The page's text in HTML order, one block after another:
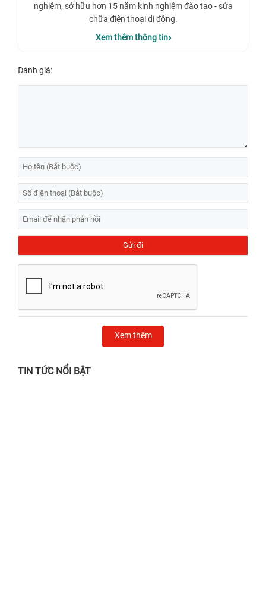
nghiệm, sở hữu hơn 15 năm kinh nghiệm đào tạo - sửa
chữa điện thoại di động.
Xem thêm thông tin
Đánh giá:
Xem thêm
TIN TỨC NỔI BẬT